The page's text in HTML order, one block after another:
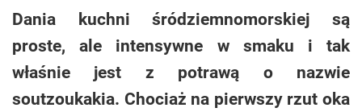
Dania kuchni śródziemnomorskiej są
proste, ale intensywne w smaku i tak
właśnie jest z potrawą o nazwie
soutzoukakia. Chociaż na pierwszy rzut oka